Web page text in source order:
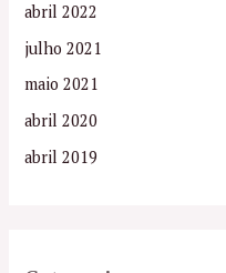
abril 2022
julho 2021
maio 2021
abril 2020
abril 2019